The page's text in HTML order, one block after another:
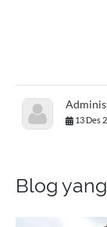
13 Des
Blog